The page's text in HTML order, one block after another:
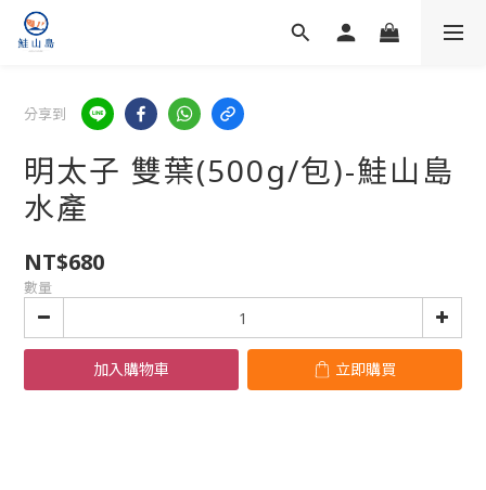
分享到
明太子 雙葉(500g/包)-鮭山島
水產
NT$680
數量
加入購物車 立即購買